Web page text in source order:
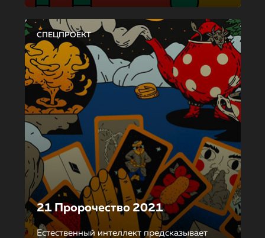
СПЕЦПРОЕКТ
21 Пророчество 2021
Естественный интеллект предсказывает